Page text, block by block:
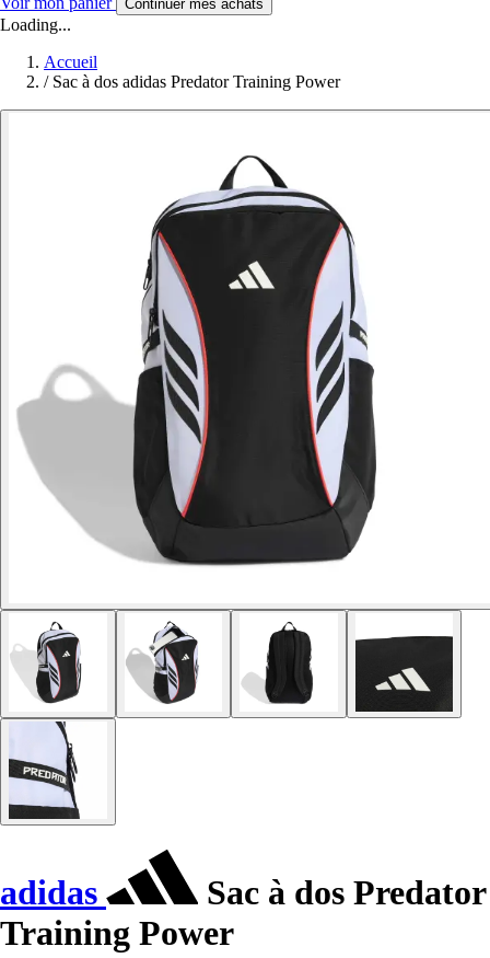
Continuer mes achats
Loading...
Accueil
/ Sac à dos adidas Predator Training Power
adidas
Sac à dos Predator
Training Power